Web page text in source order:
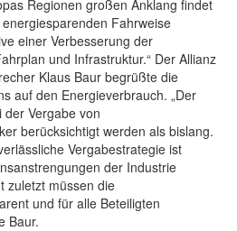
Regionen großen Anklang findet
Fahrweise
einer Verbesserung der
und Infrastruktur.“ Der Allianz
Klaus Baur begrüßte die
auf den Energieverbrauch. „Der
Vergabe von
berücksichtigt werden als bislang.
Vergabestrategie ist
der Industrie
zuletzt müssen die
und für alle Beteiligten
Baur.